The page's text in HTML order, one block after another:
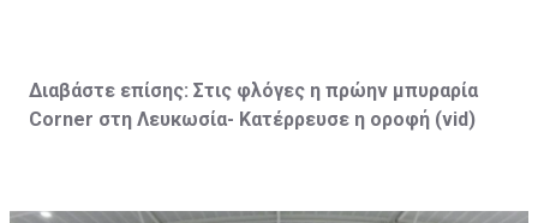
Διαβάστε επίσης: Στις φλόγες η πρώην μπυραρία
Corner στη Λευκωσία- Κατέρρευσε η οροφή (vid)